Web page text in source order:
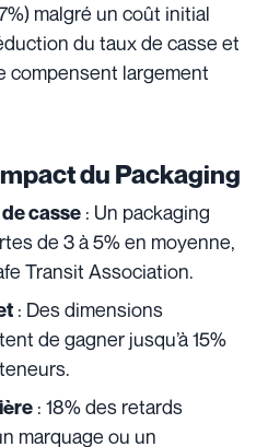
malgré un coût initial
du taux de casse et
compensent largement
du Packaging
casse : Un packaging
de 3 à 5% en moyenne,
Transit Association.
: Des dimensions
de gagner jusqu’à 15%
: 18% des retards
marquage ou un